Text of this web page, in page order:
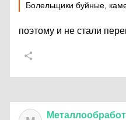
Болельщики буйные,
поэтому и не стали